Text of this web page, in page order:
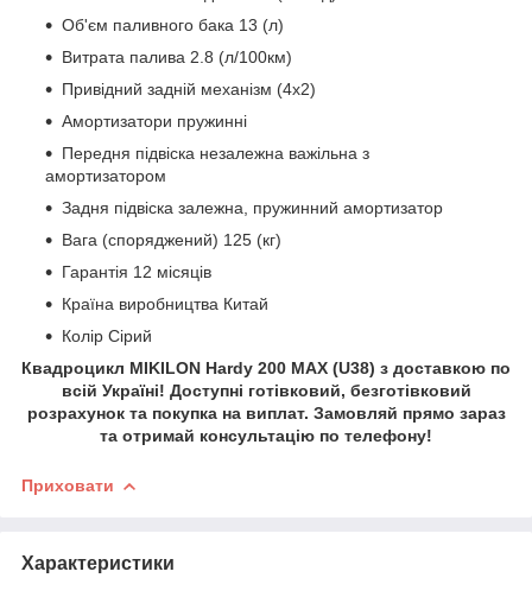
Об'єм паливного бака 13 (л)
Витрата палива 2.8 (л/100км)
Привідний задній механізм (4х2)
Амортизатори пружинні
Передня підвіска незалежна важільна з
амортизатором
Задня підвіска залежна, пружинний амортизатор
Вага (споряджений) 125 (кг)
Гарантія 12 місяців
Країна виробництва Китай
Колір Сірий
Квадроцикл MIKILON Hardy 200 MAX (U38) з доставкою по
всій Україні! Доступні готівковий, безготівковий
розрахунок та покупка на виплат. Замовляй прямо зараз
та отримай консультацію по телефону!
Приховати
Характеристики